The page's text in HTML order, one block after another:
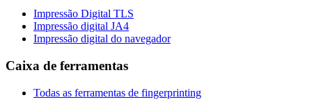
Impressão Digital TLS
Impressão digital JA4
Impressão digital do navegador
Caixa de ferramentas
Todas as ferramentas de fingerprinting